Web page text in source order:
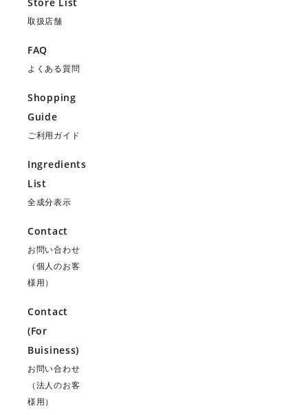
取扱店舗
FAQ
よくある質問
Shopping
Guide
ご利用ガイド
Ingredients
List
全成分表示
Contact
お問い合わせ
（個人のお客
様用）
Contact
(For
Buisiness)
お問い合わせ
（法人のお客
様用）